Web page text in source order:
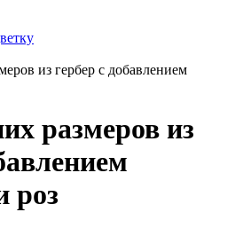
из гербер c добавлением
размеров из
роз